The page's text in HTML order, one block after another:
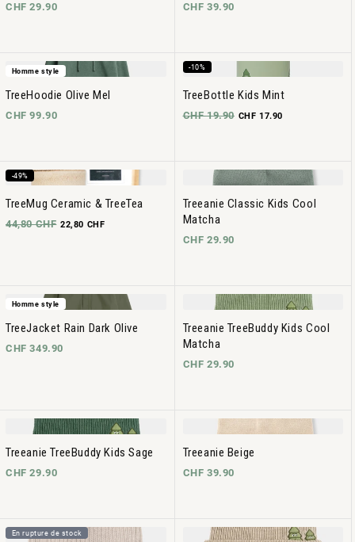
CHF 29.90 CHF 39.90
Homme style
TreeHoodie Olive Mel
CHF 99.90
-10%
TreeBottle Kids Mint
CHF 19.90 CHF 17.90
-49%
TreeMug Ceramic & TreeTea
44,80 CHF 22,80 CHF
Treeanie Classic Kids Cool
Matcha
CHF 29.90
Homme style
TreeJacket Rain Dark Olive
CHF 349.90
Treeanie TreeBuddy Kids Cool
Matcha
CHF 29.90
Treeanie TreeBuddy Kids Sage
CHF 29.90
Treeanie Beige
CHF 39.90
En rupture de stock